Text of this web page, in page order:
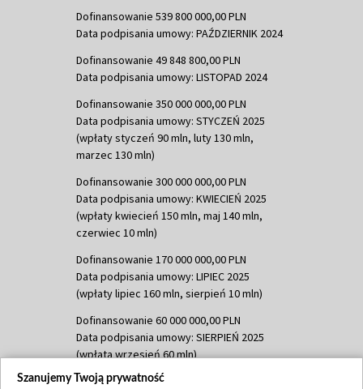
Dofinansowanie 539 800 000,00 PLN
Data podpisania umowy: PAŹDZIERNIK 2024
Dofinansowanie 49 848 800,00 PLN
Data podpisania umowy: LISTOPAD 2024
Dofinansowanie 350 000 000,00 PLN
Data podpisania umowy: STYCZEŃ 2025
(wpłaty styczeń 90 mln, luty 130 mln,
marzec 130 mln)
Dofinansowanie 300 000 000,00 PLN
Data podpisania umowy: KWIECIEŃ 2025
(wpłaty kwiecień 150 mln, maj 140 mln,
czerwiec 10 mln)
Dofinansowanie 170 000 000,00 PLN
Data podpisania umowy: LIPIEC 2025
(wpłaty lipiec 160 mln, sierpień 10 mln)
Dofinansowanie 60 000 000,00 PLN
Data podpisania umowy: SIERPIEŃ 2025
(wpłata wrzesień 60 mln)
Dofinansowanie 635 783 051,21 PLN
Szanujemy Twoją prywatność